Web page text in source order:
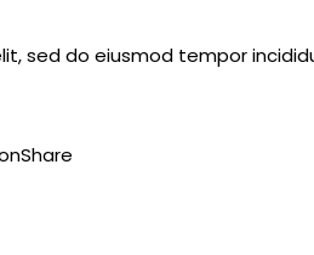
sed do eiusmod tempor
Share